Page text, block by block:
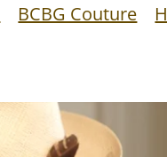
BCBG Couture